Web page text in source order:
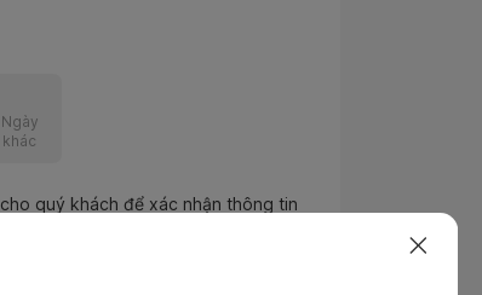
Ngày
khác
quý khách để xác nhận thông tin